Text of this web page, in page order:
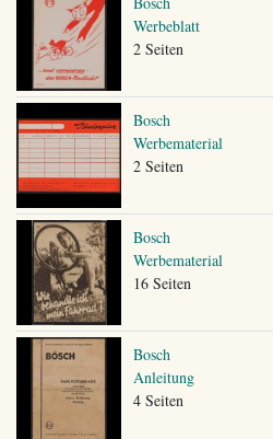
Werbeblatt
2 Seiten
Bosch
Werbematerial
2 Seiten
Bosch
Werbematerial
16 Seiten
Bosch
Anleitung
4 Seiten